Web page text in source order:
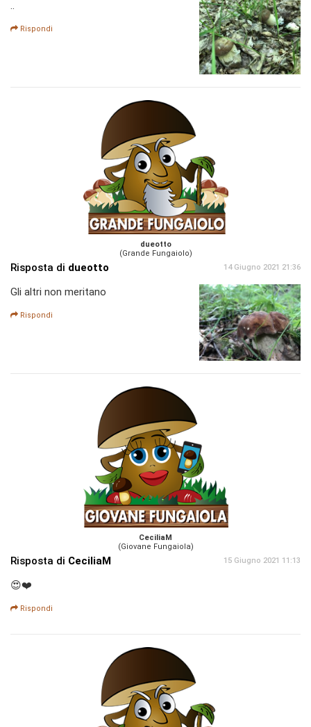
..
Rispondi
dueotto
(Grande Fungaiolo)
Risposta di dueotto 14 Giugno 2021 21:36
Gli altri non meritano
Rispondi
CeciliaM
(Giovane Fungaiola)
Risposta di CeciliaM 15 Giugno 2021 11:13
😍❤️
Rispondi